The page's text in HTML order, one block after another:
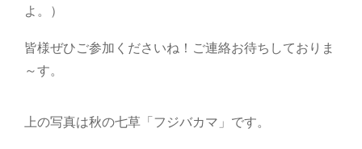
よ。）
皆様ぜひご参加くださいね！ご連絡お待ちしておりま
～す。
上の写真は秋の七草「フジバカマ」です。